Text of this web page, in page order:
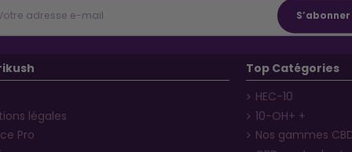
légales
Pro
Top Catégories
HEC-10
10-OH+ +
Nos gammes